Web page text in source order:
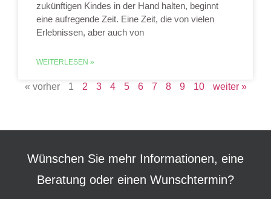
zukünftigen Kindes in der Hand halten, beginnt
eine aufregende Zeit. Eine Zeit, die von vielen
Erlebnissen, aber auch von
WEITERLESEN »
« vorher 1 2 3 4 5 6 7 8 9 10 weiter »
Wünschen Sie mehr Informationen, eine
Beratung oder einen Wunschtermin?